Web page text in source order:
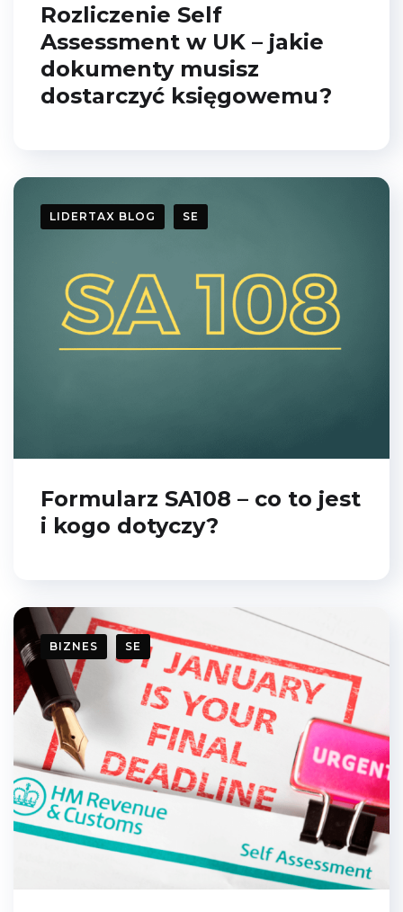
Rozliczenie Self
Assessment w UK – jakie
dokumenty musisz
dostarczyć księgowemu?
LIDERTAX BLOG SE
Formularz SA108 – co to jest
i kogo dotyczy?
BIZNES SE
E-booka
Zostaw swoje dane i
pobierz Poradnik
Przedsiębiorcy - aż 35
stron praktycznej
wiedzy!